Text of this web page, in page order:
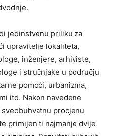
jedinstvenu priliku za
upravitelje lokaliteta,
inženjere, arhiviste,
i stručnjake u području
pomoći, urbanizma,
itd. Nakon navedene
procjenu
primijeniti najmanje dvije